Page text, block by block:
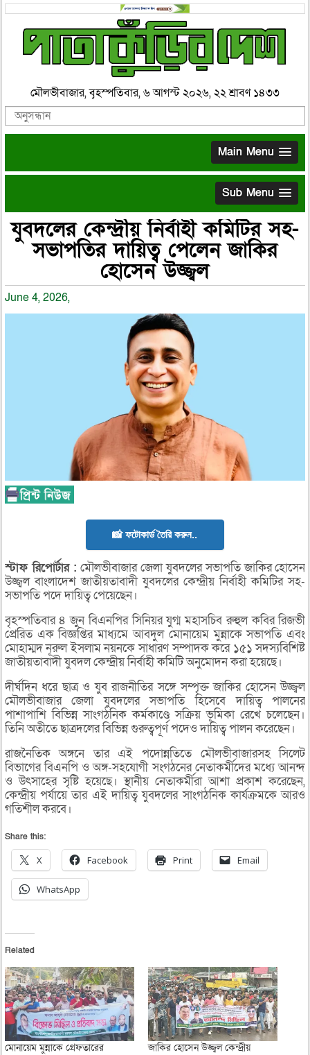
মৌলভীবাজার, বৃহস্পতিবার, ৬ আগস্ট ২০২৬, ২২ শ্রাবণ ১৪৩৩
Main Menu
Sub Menu
যুবদলের কেন্দ্রীয় নির্বাহী কমিটির সহ-
সভাপতির দায়িত্ব পেলেন জাকির
হোসেন উজ্জ্বল
June 4, 2026,
📸 ফটোকার্ড তৈরি করুন..
স্টাফরিপোর্টার : মৌলভীবাজার জেলা যুবদলের সভাপতি জাকির হোসেন
উজ্জ্বল বাংলাদেশ জাতীয়তাবাদী যুবদলের কেন্দ্রীয় নির্বাহী কমিটির সহ-
সভাপতি পদে দায়িত্ব পেয়েছেন।
বৃহস্পতিবার ৪ জুন বিএনপির সিনিয়র যুগ্ম মহাসচিব রুহুল কবির রিজভী
প্রেরিত এক বিজ্ঞপ্তির মাধ্যমে আবদুল মোনায়েম মুন্নাকে সভাপতি এবং
মোহাম্মদ নূরুল ইসলাম নয়নকে সাধারণ সম্পাদক করে ১৫১ সদস্যবিশিষ্ট
জাতীয়তাবাদী যুবদল কেন্দ্রীয় নির্বাহী কমিটি অনুমোদন করা হয়েছে।
দীর্ঘদিন ধরে ছাত্র ও যুব রাজনীতির সঙ্গে সম্পৃক্ত জাকির হোসেন উজ্জ্বল
মৌলভীবাজার জেলা যুবদলের সভাপতি হিসেবে দায়িত্ব পালনের
পাশাপাশি বিভিন্ন সাংগঠনিক কর্মকাণ্ডে সক্রিয় ভূমিকা রেখে চলেছেন।
তিনি অতীতে ছাত্রদলের বিভিন্ন গুরুত্বপূর্ণ পদেও দায়িত্ব পালন করেছেন।
রাজনৈতিক অঙ্গনে তার এই পদোন্নতিতে মৌলভীবাজারসহ সিলেট
বিভাগের বিএনপি ও অঙ্গ-সহযোগী সংগঠনের নেতাকর্মীদের মধ্যে আনন্দ
ও উৎসাহের সৃষ্টি হয়েছে। স্থানীয় নেতাকর্মীরা আশা প্রকাশ করেছেন,
কেন্দ্রীয় পর্যায়ে তার এই দায়িত্ব যুবদলের সাংগঠনিক কার্যক্রমকে আরও
গতিশীল করবে।
Share this:
X Facebook Print Email
WhatsApp
Related
মোনায়েম মুন্নাকে গ্রেফতারের
জাকির হোসেন উজ্জ্বল কেন্দ্রীয়